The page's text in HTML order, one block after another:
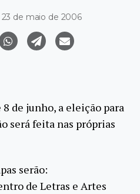
23 de maio de 2006
8 de junho, a eleição para
será feita nas próprias
serão:
de Letras e Artes